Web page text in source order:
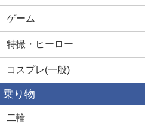
ゲーム
特撮・ヒーロー
コスプレ(一般)
乗り物
二輪